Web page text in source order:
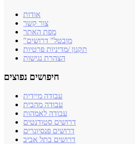
אודות
צור קשר
מפת האתר
"מובטל" דרושים
תקנון /מדיניות פרטיות
הצהרת נגישות
חיפושים נפוצים
עבודה מיידית
עבודה מהבית
עבודה לאמהות
דרושים סטודנטים
דרושים פנסיונרים
דרושים בתל אביב